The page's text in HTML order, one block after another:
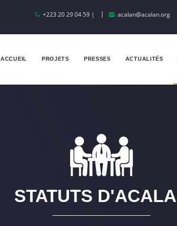
+223 20 29 04 59 | acalan@acalan.org
ACCUEIL PROJETS PRESSES ACTUALITÉS
STATUTS